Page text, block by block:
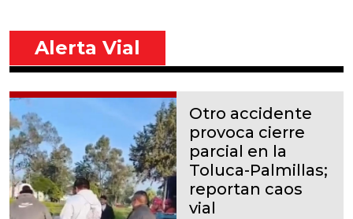
Alerta Vial
Otro accidente
provoca cierre
parcial en la
Toluca-Palmillas;
reportan caos
vial